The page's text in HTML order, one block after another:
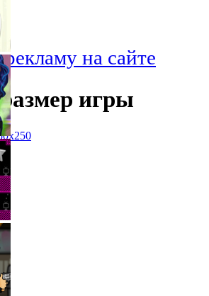
на сайте
игры